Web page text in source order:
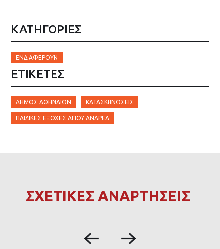
ΚΑΤΗΓΟΡΙΕΣ
ΕΝΔΙΑΦΈΡΟΥΝ
ΕΤΙΚΈΤΕΣ
ΔΉΜΟΣ ΑΘΗΝΑΊΩΝ ΚΑΤΑΣΚΗΝΏΣΕΙΣ
ΠΑΙΔΙΚΈΣ ΕΞΟΧΈΣ ΑΓΊΟΥ ΑΝΔΡΈΑ
ΣΧΕΤΙΚΕΣ ΑΝΑΡΤΗΣΕΙΣ